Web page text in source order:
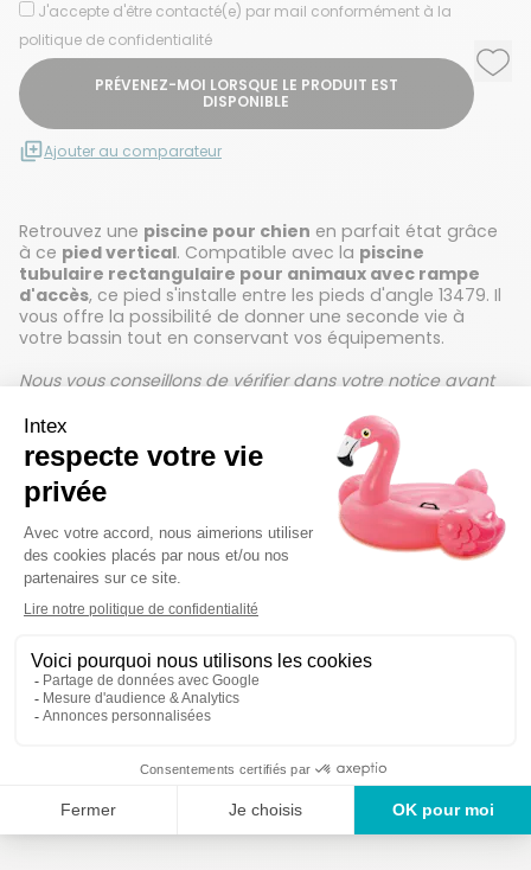
J'accepte d'être contacté(e) par mail conformément à la
politique de confidentialité
PRÉVENEZ-MOI LORSQUE LE PRODUIT EST
DISPONIBLE
Ajouter au comparateur
Retrouvez une piscine pour chien en parfait état grâce
à ce pied vertical. Compatible avec la piscine
tubulaire rectangulaire pour animaux avec rampe
d'accès, ce pied s'installe entre les pieds d'angle 13479. Il
vous offre la possibilité de donner une seconde vie à
votre bassin tout en conservant vos équipements.
Nous vous conseillons de vérifier dans votre notice avant
Détails techniques
Un service en France